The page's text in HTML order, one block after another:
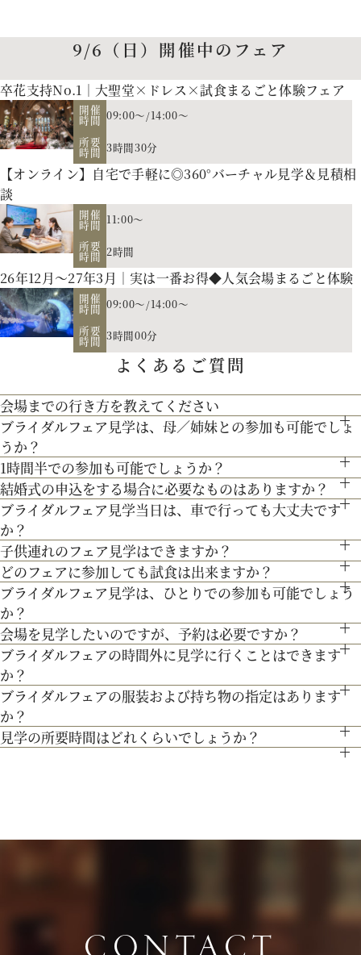
お二人の希望に合わせた挙式のスタイル（挙式のみ、披露
だきます。
人気のテーマやトレンドを取り入れたアイディアをご紹介。
【北海道フレンチ】北海道の契約生産者さん直送の食材を使
用。アーティストのライブやイベントでもケータリング実績を
持つ貴田岡シェフの試食をお楽しみください！
最新のトレンドコーディネート体験が可能。
個性やテーマに合わせて素敵な空間を作り上げます！ウェディ
200年の歴史ある厳かな雰囲気に包まれる大聖堂で、結婚式の
真髄を感じていただける見学ツアー。広大な空間と圧倒的な美
しさを誇る大聖堂で、神聖な儀式が執り行われる特別な場所
を、ぜひ実際にご体感ください♪
３Dプロジェクションマッピングを始め、先輩カップル絶賛の
最先端のウェディング演出の数々をご紹介。ゲストと楽しむ演
出、お姫様のように注目される演出、あなたの理想にあったも
のをご提案します。
9/6（日）開催中のフェア
卒花支持No.1｜大聖堂×ドレス×試食まるごと体験フェア
開催
時間 09:00～/14:00～
所要
時間 3時間30分
【オンライン】自宅で手軽に◎360°バーチャル見学＆見積相
談
開催
時間 11:00～
所要
時間 2時間
26年12月～27年3月｜実は一番お得◆人気会場まるごと体験
開催
時間 09:00～/14:00～
所要
時間 3時間00分
よくあるご質問
会場までの行き方を教えてください
●お車でお越しの方へ JR札幌駅から約15分 地下鉄西28丁
目から約3分
●交通機関をご利用の方へ 地下鉄東西線「西28丁目」駅下
車 2番出口より徒歩約15分となっております。
ブライダルフェア見学は、母／姉妹との参加も可能でしょ
うか？
もちろん可能です。親御様やご家族との参加も歓迎しておりま
す。
1時間半での参加も可能でしょうか？
通常、会場見学と試食で3時間程となります。時間内で必要な
ご案内にてご対応させて頂きます。
結婚式の申込をする場合に必要なものはありますか？
お内金と印鑑をお持ちいただいております。都度、プランナー
よりご案内させて頂きますのでご安心ください。
ブライダルフェア見学当日は、車で行っても大丈夫です
か？
お車でお越しいただいても大丈夫です。その際は、会場併設の
無料駐車場をご利用下さい。
子供連れのフェア見学はできますか？
もちろん可能です。授乳室等もご用意しておりますのでご安心
ください。
また、お子様連れでのご来館が不安な場合は、オンライン相談
フェアもご検討下さい。
どのフェアに参加しても試食は出来ますか？
「試食」マークのついているフェアにて、シェフ厳選料理の無
料試食を行っております。
ブライダルフェア見学は、ひとりでの参加も可能でしょう
か？
もちろん可能です。おひとり様でのご見学も歓迎しておりま
す。
会場を見学したいのですが、予約は必要ですか？
予約制ではございませんが、予約の方優先でご案内をしており
ます。
事前にご予約頂けますとご希望の日時に見学確実かと存じます
ので、ブライダルフェアページより予約、またはお電話にてお
ブライダルフェアの時間外に見学に行くことはできます
か？
ブライダルフェア開催時間帯での参加が難しい場合は、お電話
にてお気軽にご相談下さい。
ブライダルフェアの服装および持ち物の指定はあります
か？
特に指定はございません。服装は普段着でお気軽にお越しく
見学の所要時間はどれくらいでしょうか？
ご試食やお見積もり・日程のご提示を含めて３時間程お時間を